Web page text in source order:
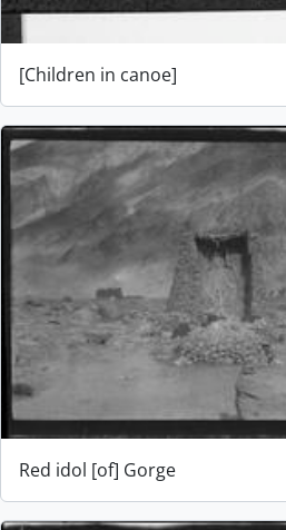
[Children in canoe]
Red idol [of] Gorge